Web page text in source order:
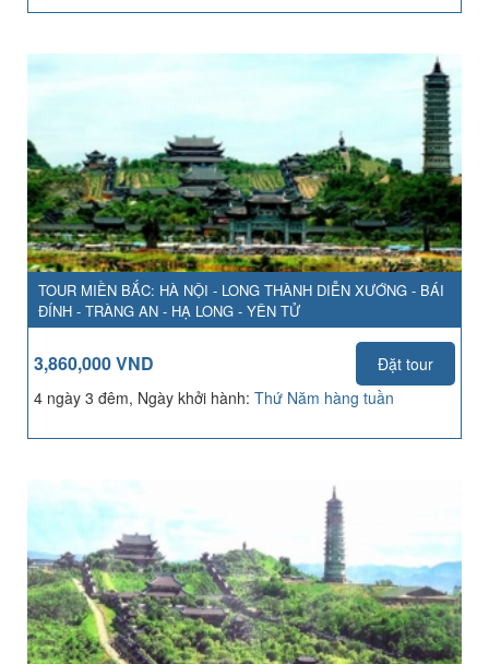
TOUR MIỀN BẮC: HÀ NỘI - LONG THÀNH DIỄN XƯỚNG - BÁI
ĐÍNH - TRÀNG AN - HẠ LONG - YÊN TỬ
3,860,000 VND
Đặt tour
4 ngày 3 đêm, Ngày khởi hành: Thứ Năm hàng tuần